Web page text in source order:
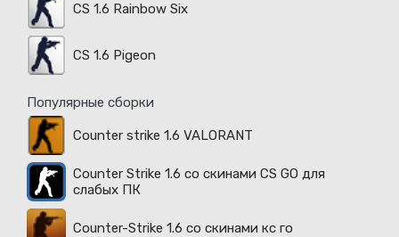
CS 1.6 Rainbow Six
CS 1.6 Pigeon
Популярные сборки
Counter strike 1.6 VALORANT
Counter Strike 1.6 со скинами CS GO для
слабых ПК
Counter-Strike 1.6 со скинами кс го